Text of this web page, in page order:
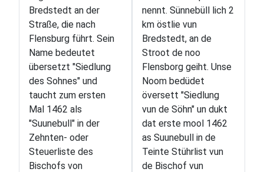
Bredstedt an der
Straße, die nach
Flensburg führt. Sein
Name bedeutet
übersetzt "Siedlung
des Sohnes" und
taucht zum ersten
Mal 1462 als
"Suunebull" in der
Zehnten- oder
Steuerliste des
Bischofs von
nennt. Sünnebüll lich 2
km östlie vun
Bredstedt, an de
Stroot de noo
Flensborg geiht. Unse
Noom bedüdet
översett "Siedlung
vun de Söhn" un dukt
dat erste mool 1462
as Suunebull in de
Teinte Stührlist vun
de Bischof vun